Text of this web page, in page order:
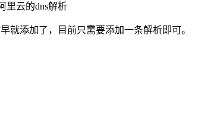
里云的dns解析
就添加了，目前只需要添加一条解析即可。